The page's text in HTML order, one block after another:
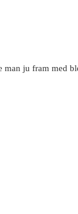
ju fram med